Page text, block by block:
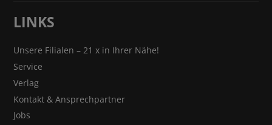
LINKS
Unsere Filialen – 21 x in Ihrer Nähe!
Service
Verlag
Kontakt & Ansprechpartner
Jobs